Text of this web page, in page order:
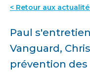
< Retour aux
Paul
Vanguard,
prévention des